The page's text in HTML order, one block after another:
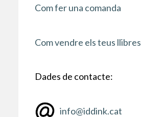
Com fer una comanda
Com vendre els teus llibres
Dades de contacte:
info@iddink.cat